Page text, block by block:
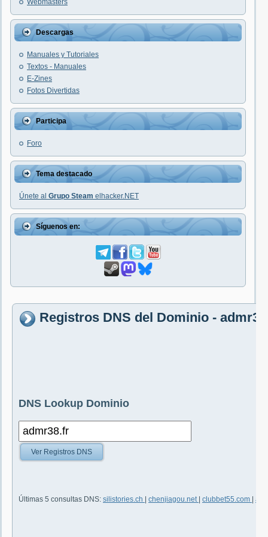
Webmasters
Descargas
Manuales y Tutoriales
Textos - Manuales
E-Zines
Fotos Divertidas
Participa
Foro
Tema destacado
Únete al Grupo Steam elhacker.NET
Síguenos en:
Registros DNS del Dominio -
DNS Lookup Dominio
Ver Registros DNS
Últimas 5 consultas DNS: silistories.ch chenjiagou.net clubbet55.com